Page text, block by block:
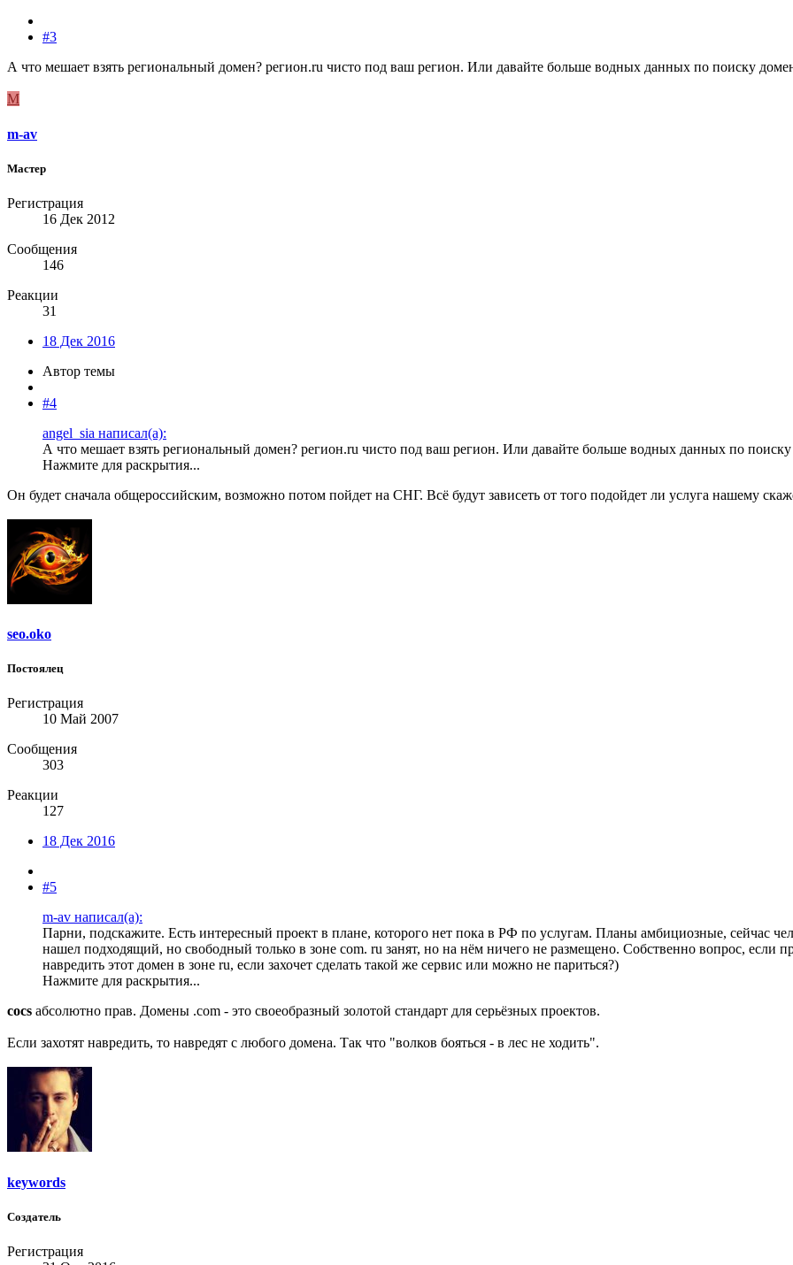
#3
А что мешает взять региональный домен? регион.ru чисто под ваш регион. Или давайте больше водных данных по поиску
M
m-av
Мастер
Регистрация
16 Дек 2012
Сообщения
146
Реакции
31
18 Дек 2016
Автор темы
#4
angel_sia написал(а):
А что мешает взять региональный домен? регион.ru чисто под ваш регион. Или давайте больше водных данных по
Нажмите для раскрытия...
Он будет сначала общероссийским, возможно потом пойдет на СНГ. Всё будут зависеть от того подойдет ли услуга нашему
seo.oko
Постоялец
Регистрация
10 Май 2007
Сообщения
303
Реакции
127
18 Дек 2016
#5
m-av написал(а):
Парни, подскажите. Есть интересный проект в плане, которого нет пока в РФ по услугам. Планы амбициозные, сейчас
нашел подходящий, но свободный только в зоне com. ru занят, но на нём ничего не размещено. Собственно вопрос, если
навредить этот домен в зоне ru, если захочет сделать такой же сервис или можно не париться?)
Нажмите для раскрытия...
cocs абсолютно прав. Домены .com - это своеобразный золотой стандарт для серьёзных проектов.
Если захотят навредить, то навредят с любого домена. Так что "волков бояться - в лес не ходить".
keywords
Создатель
Регистрация